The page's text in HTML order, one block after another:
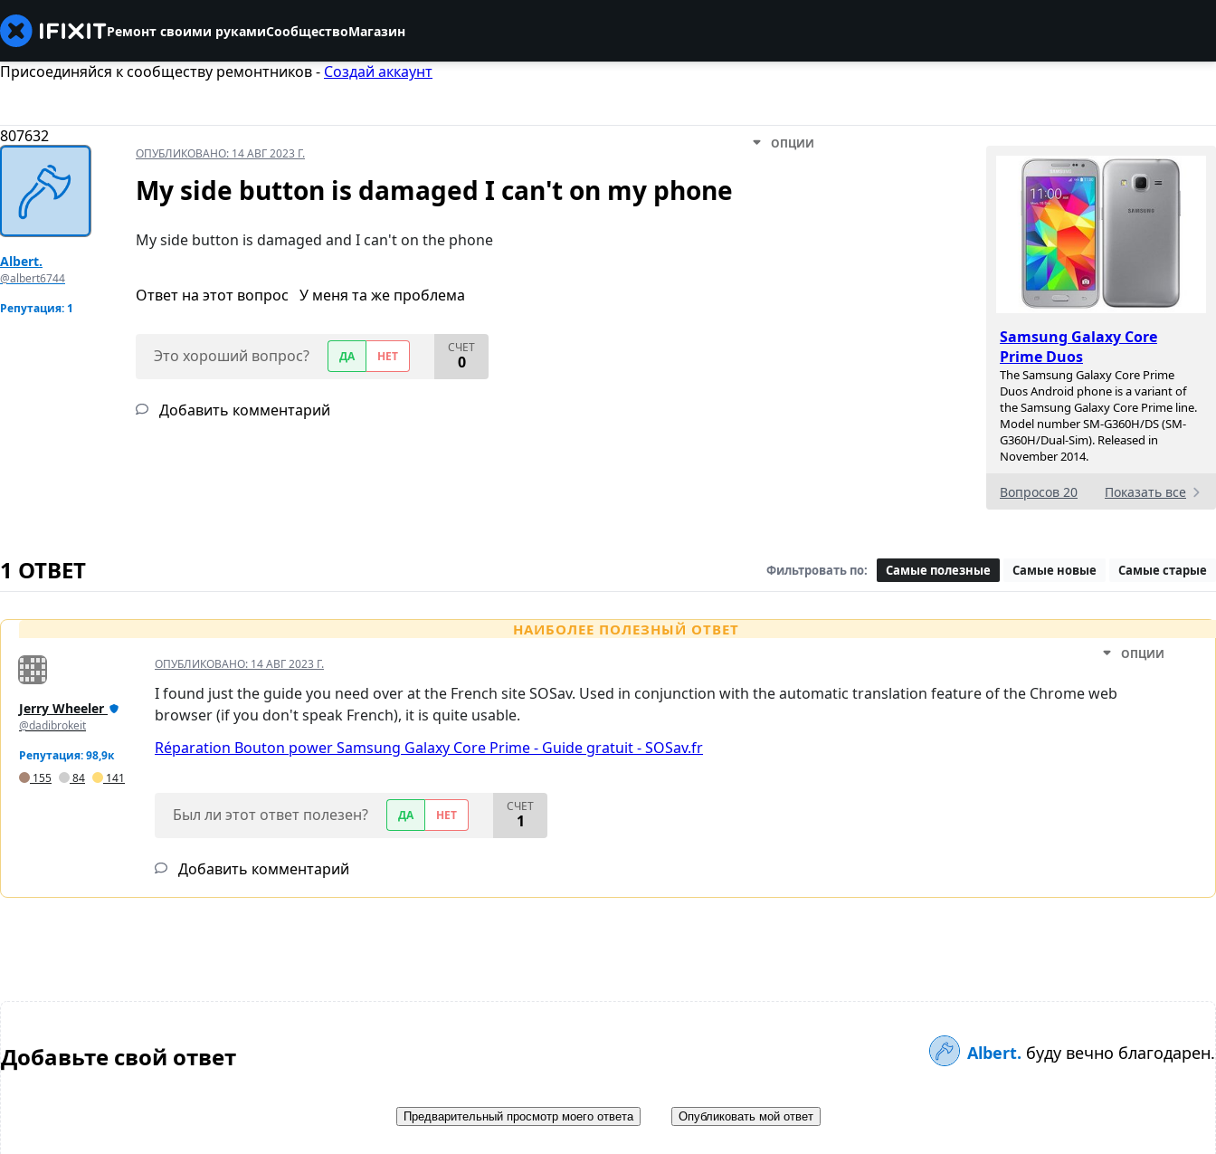
Ремонт своими рукамиСообществоМагазин
Присоединяйся к сообществу ремонтников - Создай аккаунт
807632
Samsung Galaxy Core
Prime Duos
The Samsung Galaxy Core Prime
Duos Android phone is a variant of
the Samsung Galaxy Core Prime line.
Model number SM-G360H/DS (SM-
G360H/Dual-Sim). Released in
November 2014.
Вопросов 20 Показать все
Albert.
@albert6744
Репутация: 1
ОПУБЛИКОВАНО: 14 АВГ 2023 Г.
ОПЦИИ
My side button is damaged I can't on my phone
My side button is damaged and I can't on the phone
Ответ на этот вопрос У меня та же проблема
Это хороший вопрос? ДА НЕТ
СЧЕТ
0
Добавить комментарий
1 ОТВЕТ Фильтровать по: Самые полезные Самые новые Самые старые
НАИБОЛЕЕ ПОЛЕЗНЫЙ ОТВЕТ
Jerry Wheeler
@dadibrokeit
Репутация: 98,9к
155
84 141
ОПУБЛИКОВАНО: 14 АВГ 2023 Г.
ОПЦИИ
I found just the guide you need over at the French site SOSav. Used in conjunction with the automatic translation feature of the Chrome web
browser (if you don't speak French), it is quite usable.
Réparation Bouton power Samsung Galaxy Core Prime - Guide gratuit - SOSav.fr
Был ли этот ответ полезен? ДА НЕТ
СЧЕТ
1
Добавить комментарий
Добавьте свой ответ Albert. буду вечно благодарен.
Предварительный просмотр моего ответа Опубликовать мой ответ